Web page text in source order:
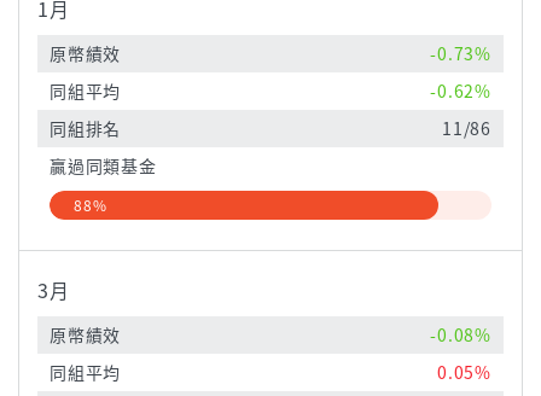
1月
原幣績效
-0.73%
同組平均
-0.62%
同組排名
11/86
贏過同類基金
88%
3月
原幣績效
-0.08%
同組平均
0.05%